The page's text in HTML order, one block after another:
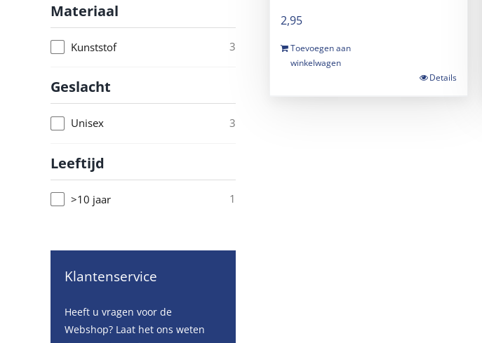
2,95
Toevoegen aan
winkelwagen
Details
Materiaal
Kunststof 3
Geslacht
Unisex 3
Leeftijd
>10 jaar 1
Klantenservice
Heeft u vragen voor de
Webshop? Laat het ons weten